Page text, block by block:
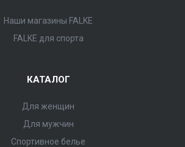
Наши магазины FALKE
FALKE для спорта
КАТАЛОГ
Для женщин
Для мужчин
Спортивное белье